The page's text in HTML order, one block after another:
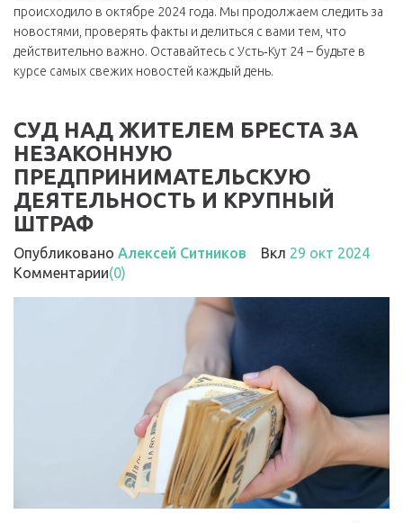
происходило в октябре 2024 года. Мы продолжаем следить за
новостями, проверять факты и делиться с вами тем, что
действительно важно. Оставайтесь с Усть‑Кут 24 – будьте в
курсе самых свежих новостей каждый день.
СУД НАД ЖИТЕЛЕМ БРЕСТА ЗА
НЕЗАКОННУЮ
ПРЕДПРИНИМАТЕЛЬСКУЮ
ДЕЯТЕЛЬНОСТЬ И КРУПНЫЙ
ШТРАФ
Опубликовано Алексей Ситников Вкл 29 окт 2024
Комментарии(0)